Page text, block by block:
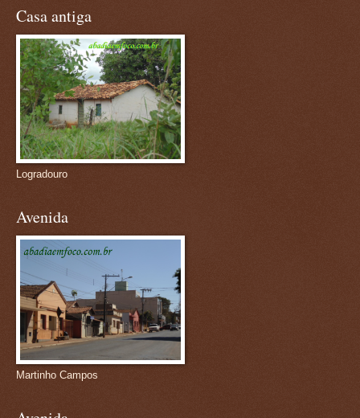
Casa antiga
Logradouro
Avenida
Martinho Campos